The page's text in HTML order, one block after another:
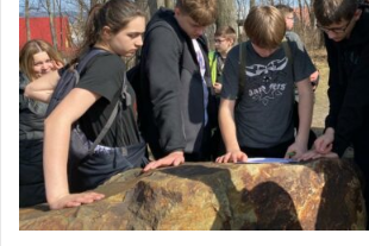
Pierwszy Dzień Wiosny
22 marca 2025 macek
Klasy ósme i siódma z naszej szkoły spędziły
w ZSTiL w Piechowicach, gdzie czekało na nie
aktywności! Przygodę rozpoczęły od